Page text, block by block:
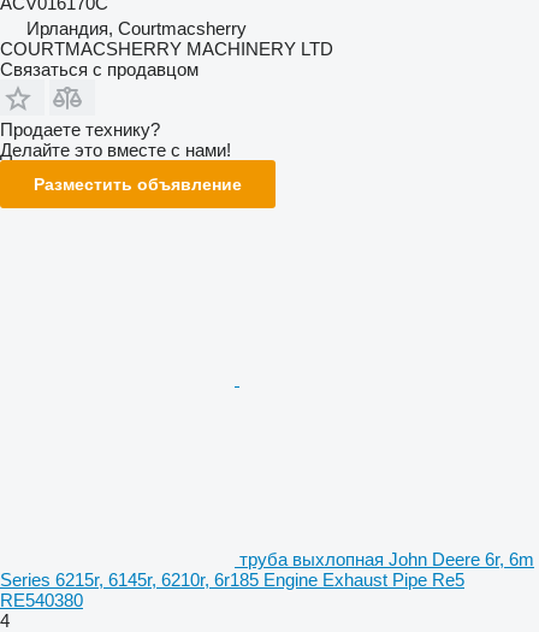
Ирландия, Courtmacsherry
COURTMACSHERRY MACHINERY LTD
Связаться с продавцом
Продаете технику?
Делайте это вместе с нами!
Разместить объявление
труба выхлопная John Deere 6r, 6m
Series 6215r, 6145r, 6210r, 6r185 Engine Exhaust Pipe Re5
RE540380
4